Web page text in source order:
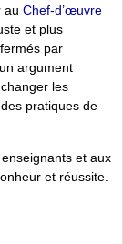
au Chef-d’œuvre
et plus
par
argument
les
pratiques de
et aux
et réussite.